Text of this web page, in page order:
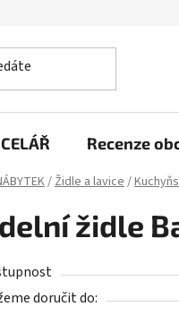
Recenze
/Židle a lavice/
židle
doručit do: